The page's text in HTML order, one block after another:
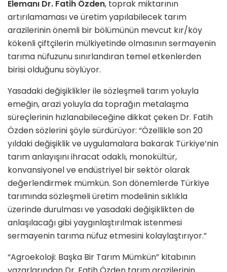
Elemanı Dr. Fatih Özden, toprak miktarının
artırılamaması ve üretim yapılabilecek tarım
arazilerinin önemli bir bölümünün mevcut kır/köy
kökenli çiftçilerin mülkiyetinde olmasının sermayenin
tarıma nüfuzunu sınırlandıran temel etkenlerden
birisi olduğunu söylüyor.
Yasadaki değişiklikler ile sözleşmeli tarım yoluyla
emeğin, arazi yoluyla da toprağın metalaşma
süreçlerinin hızlanabileceğine dikkat çeken Dr. Fatih
Özden sözlerini şöyle sürdürüyor: “Özellikle son 20
yıldaki değişiklik ve uygulamalara bakarak Türkiye’nin
tarım anlayışını ihracat odaklı, monokültür,
konvansiyonel ve endüstriyel bir sektör olarak
değerlendirmek mümkün. Son dönemlerde Türkiye
tarımında sözleşmeli üretim modelinin sıklıkla
üzerinde durulması ve yasadaki değişiklikten de
anlaşılacağı gibi yaygınlaştırılmak istenmesi
sermayenin tarıma nüfuz etmesini kolaylaştırıyor.”
“Agroekoloji: Başka Bir Tarım Mümkün” kitabının